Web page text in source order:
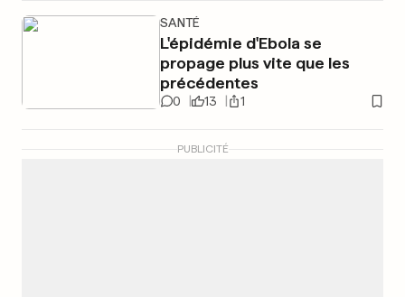
SANTÉ
L'épidémie d'Ebola se
propage plus vite que les
précédentes
0 13 1
PUBLICITÉ